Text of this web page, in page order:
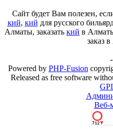
Сайт будет Вам полезен,
кий, кий для русского
Алматы, заказать кий в
заказ
Powered by PHP-Fusion
Released as free software
Веб-